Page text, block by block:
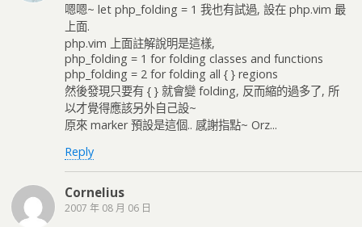
嗯嗯~ let php_folding = 1 我也有試過, 設在 php.vim 最
上面.
php.vim 上面註解說明是這樣,
php_folding = 1 for folding classes and functions
php_folding = 2 for folding all { } regions
然後發現只要有 { } 就會變 folding, 反而縮的過多了, 所
以才覺得應該另外自己設~
原來 marker 預設是這個.. 感謝指點~ Orz...
Reply
Cornelius
2007 年 08 月 06 日